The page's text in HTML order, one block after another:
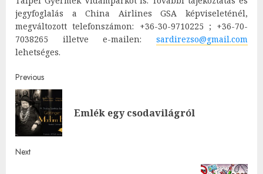
jegyfoglalás a China Airlines GSA képviseleténél,
megváltozott telefonszámon: +36-30-9710225 ; +36-70-
7038265 illetve e-mailen: sardirezso@gmail.com
lehetséges.
Post
navigation
Previous
Emlék egy csodavilágról
Next